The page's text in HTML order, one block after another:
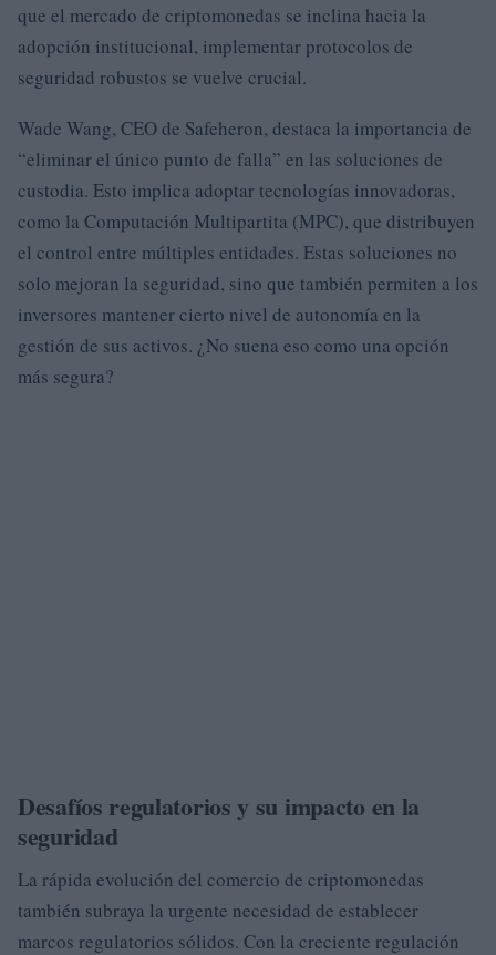
que el mercado de criptomonedas se inclina hacia la
adopción institucional, implementar protocolos de
seguridad robustos se vuelve crucial.
Wade Wang, CEO de Safeheron, destaca la importancia de
“eliminar el único punto de falla” en las soluciones de
custodia. Esto implica adoptar tecnologías innovadoras,
como la Computación Multipartita (MPC), que distribuyen
el control entre múltiples entidades. Estas soluciones no
solo mejoran la seguridad, sino que también permiten a los
inversores mantener cierto nivel de autonomía en la
gestión de sus activos. ¿No suena eso como una opción
más segura?
Desafíos regulatorios y su impacto en la
seguridad
La rápida evolución del comercio de criptomonedas
también subraya la urgente necesidad de establecer
marcos regulatorios sólidos. Con la creciente regulación